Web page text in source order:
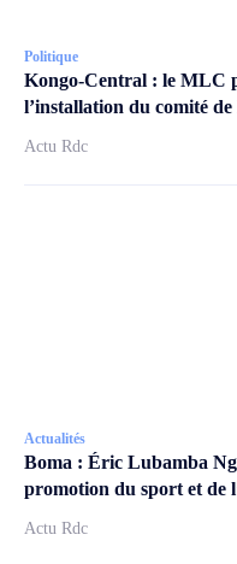
Politique
Kongo-Central : le MLC
l’installation du comité
Actu Rdc
Actualités
Boma : Éric Lubamba
promotion du sport et de
Actu Rdc